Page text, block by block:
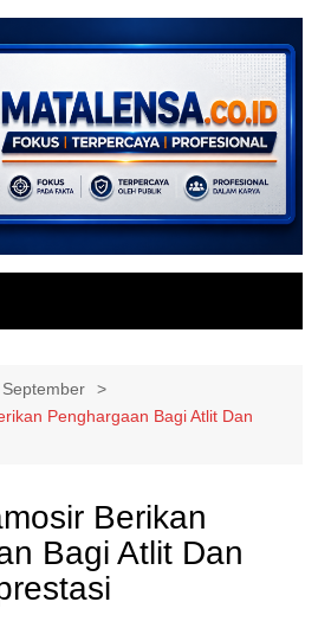
September
Penghargaan Bagi Atlit Dan
Berikan
Bagi Atlit Dan